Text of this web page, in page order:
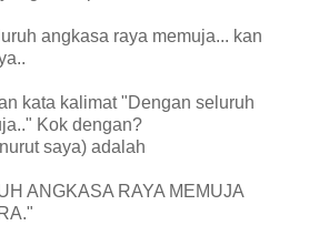
angkasa raya memuja... kan
kata kalimat "Dengan seluruh
Kok dengan?
saya) adalah
ANGKASA RAYA MEMUJA